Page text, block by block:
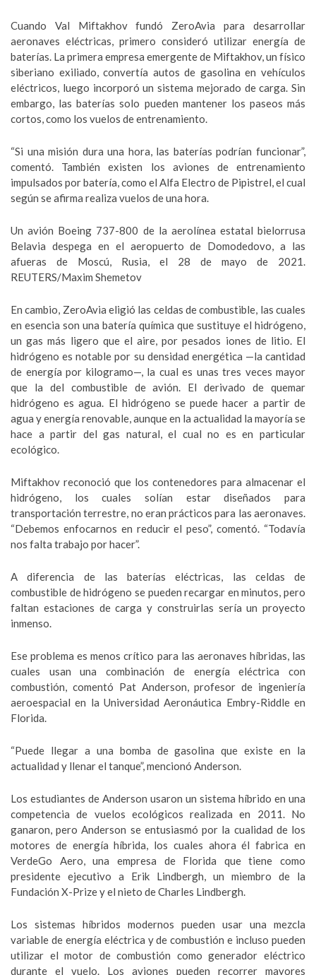
Cuando Val Miftakhov fundó ZeroAvia para desarrollar
aeronaves eléctricas, primero consideró utilizar energía de
baterías. La primera empresa emergente de Miftakhov, un físico
siberiano exiliado, convertía autos de gasolina en vehículos
eléctricos, luego incorporó un sistema mejorado de carga. Sin
embargo, las baterías solo pueden mantener los paseos más
cortos, como los vuelos de entrenamiento.
“Si una misión dura una hora, las baterías podrían funcionar”,
comentó. También existen los aviones de entrenamiento
impulsados por batería, como el Alfa Electro de Pipistrel, el cual
según se afirma realiza vuelos de una hora.
Un avión Boeing 737-800 de la aerolínea estatal bielorrusa
Belavia despega en el aeropuerto de Domodedovo, a las
afueras de Moscú, Rusia, el 28 de mayo de 2021.
REUTERS/Maxim Shemetov
En cambio, ZeroAvia eligió las celdas de combustible, las cuales
en esencia son una batería química que sustituye el hidrógeno,
un gas más ligero que el aire, por pesados iones de litio. El
hidrógeno es notable por su densidad energética —la cantidad
de energía por kilogramo—, la cual es unas tres veces mayor
que la del combustible de avión. El derivado de quemar
hidrógeno es agua. El hidrógeno se puede hacer a partir de
agua y energía renovable, aunque en la actualidad la mayoría se
hace a partir del gas natural, el cual no es en particular
ecológico.
Miftakhov reconoció que los contenedores para almacenar el
hidrógeno, los cuales solían estar diseñados para
transportación terrestre, no eran prácticos para las aeronaves.
“Debemos enfocarnos en reducir el peso”, comentó. “Todavía
nos falta trabajo por hacer”.
A diferencia de las baterías eléctricas, las celdas de
combustible de hidrógeno se pueden recargar en minutos, pero
faltan estaciones de carga y construirlas sería un proyecto
inmenso.
Ese problema es menos crítico para las aeronaves híbridas, las
cuales usan una combinación de energía eléctrica con
combustión, comentó Pat Anderson, profesor de ingeniería
aeroespacial en la Universidad Aeronáutica Embry-Riddle en
Florida.
“Puede llegar a una bomba de gasolina que existe en la
actualidad y llenar el tanque”, mencionó Anderson.
Los estudiantes de Anderson usaron un sistema híbrido en una
competencia de vuelos ecológicos realizada en 2011. No
ganaron, pero Anderson se entusiasmó por la cualidad de los
motores de energía híbrida, los cuales ahora él fabrica en
VerdeGo Aero, una empresa de Florida que tiene como
presidente ejecutivo a Erik Lindbergh, un miembro de la
Fundación X-Prize y el nieto de Charles Lindbergh.
Los sistemas híbridos modernos pueden usar una mezcla
variable de energía eléctrica y de combustión e incluso pueden
utilizar el motor de combustión como generador eléctrico
durante el vuelo. Los aviones pueden recorrer mayores